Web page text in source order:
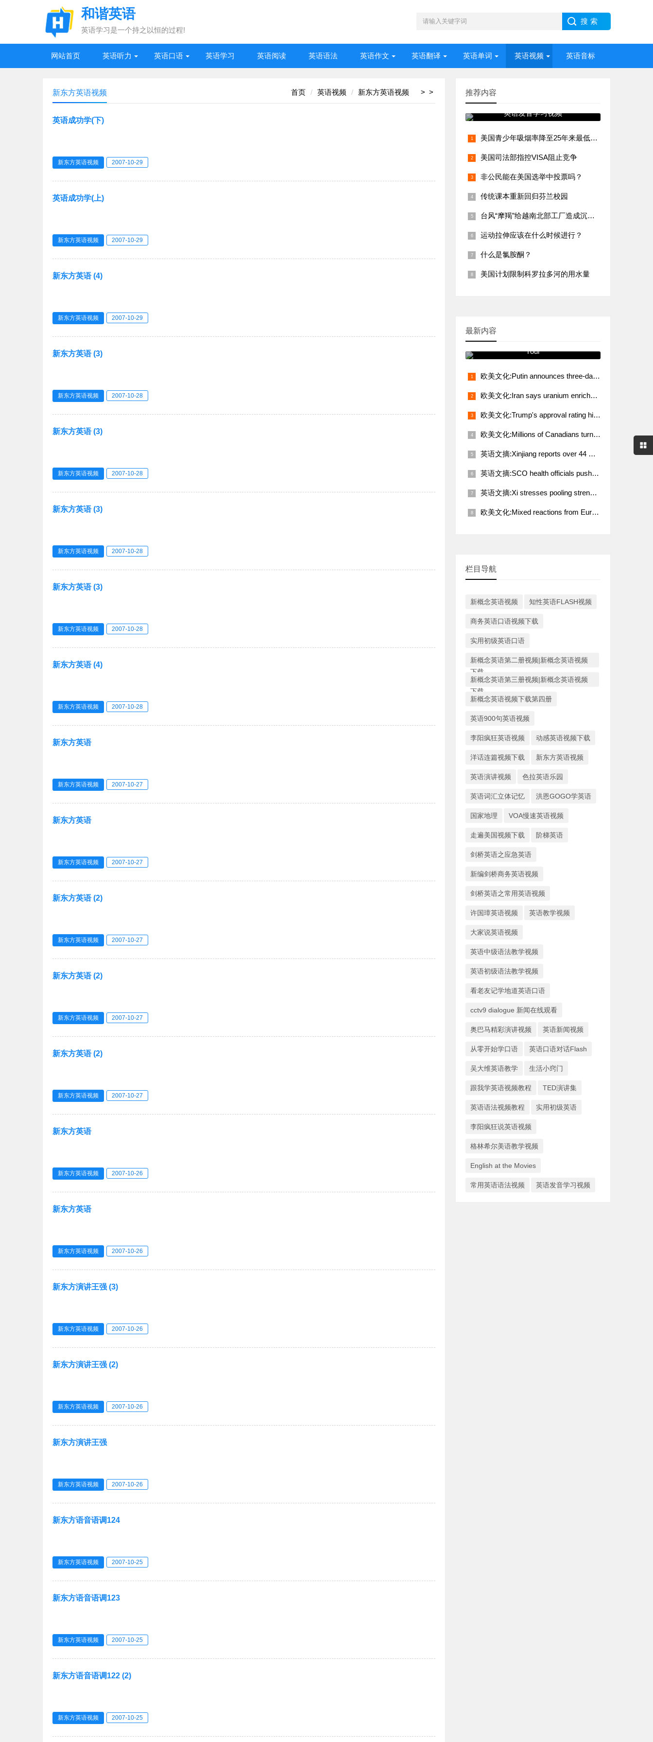
和谐英语
英语学习是一个持之以恒的过程!
网站首页 英语听力 英语口语 英语学习 英语阅读 英语语法 英语作文 英语翻译 英语单词 英语视频 英语音标
首页 >
英语视频 >
新东方英语视频
新东方英语视频
英语成功学(下)
新东方英语视频 2007-10-29
英语成功学(上)
新东方英语视频 2007-10-29
新东方英语 (4)
新东方英语视频 2007-10-29
新东方英语 (3)
新东方英语视频 2007-10-28
新东方英语 (3)
新东方英语视频 2007-10-28
新东方英语 (3)
新东方英语视频 2007-10-28
新东方英语 (3)
新东方英语视频 2007-10-28
新东方英语 (4)
新东方英语视频 2007-10-28
新东方英语
新东方英语视频 2007-10-27
新东方英语
新东方英语视频 2007-10-27
新东方英语 (2)
新东方英语视频 2007-10-27
新东方英语 (2)
新东方英语视频 2007-10-27
新东方英语 (2)
新东方英语视频 2007-10-27
新东方英语
新东方英语视频 2007-10-26
新东方英语
新东方英语视频 2007-10-26
新东方演讲王强 (3)
新东方英语视频 2007-10-26
新东方演讲王强 (2)
新东方英语视频 2007-10-26
新东方演讲王强
新东方英语视频 2007-10-26
新东方语音语调124
新东方英语视频 2007-10-25
新东方语音语调123
新东方英语视频 2007-10-25
新东方语音语调122 (2)
新东方英语视频 2007-10-25
推荐内容
英语发音学习视频
美国青少年吸烟率降至25年来最低水平
美国司法部指控VISA阻止竞争
非公民能在美国选举中投票吗？
传统课本重新回归芬兰校园
台风“摩羯”给越南北部工厂造成沉重打击
运动拉伸应该在什么时候进行？
什么是氯胺酮？
美国计划限制科罗拉多河的用水量
最新内容
跟我学发音 You Will See It on
Your
欧美文化:Putin announces three-day truce from midnight May 8
欧美文化:Iran says uranium enrichment, sanctions relief non-negotiable demands in talks with U.S.
欧美文化:Trump's approval rating hits lowest level in 80 years
欧美文化:Millions of Canadians turn up for voting amid Trump's fresh threat
英语文摘:Xinjiang reports over 44 million tourist visits in Q1
英语文摘:SCO health officials push for deeper coordination toward better future
英语文摘:Xi stresses pooling strength of working people for rejuvenation of Chinese nation
欧美文化:Mixed reactions from European countries to Trump-Putin call on Ukraine
栏目导航
新概念英语视频 知性英语FLASH视频
商务英语口语视频下载
实用初级英语口语
新概念英语第二册视频|新概念英语视频
下载
新概念英语第三册视频|新概念英语视频
下载
新概念英语视频下载第四册
英语900句英语视频
李阳疯狂英语视频 动感英语视频下载
洋话连篇视频下载 新东方英语视频
英语演讲视频 色拉英语乐园
英语词汇立体记忆 洪恩GOGO学英语
国家地理 VOA慢速英语视频
走遍美国视频下载 阶梯英语
剑桥英语之应急英语
新编剑桥商务英语视频
剑桥英语之常用英语视频
许国璋英语视频 英语教学视频
大家说英语视频
英语中级语法教学视频
英语初级语法教学视频
看老友记学地道英语口语
cctv9 dialogue 新闻在线观看
奥巴马精彩演讲视频 英语新闻视频
从零开始学口语 英语口语对话Flash
吴大维英语教学 生活小窍门
跟我学英语视频教程 TED演讲集
英语语法视频教程 实用初级英语
李阳疯狂说英语视频
格林希尔美语教学视频
English at the Movies
常用英语语法视频 英语发音学习视频